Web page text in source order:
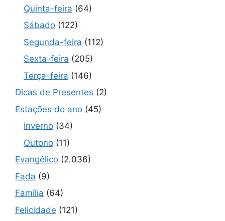
Quinta-feira (64)
Sábado (122)
Segunda-feira (112)
Sexta-feira (205)
Terça-feira (146)
Dicas de Presentes (2)
Estações do ano (45)
Inverno (34)
Outono (11)
Evangélico (2.036)
Fada (9)
Família (64)
Felicidade (121)